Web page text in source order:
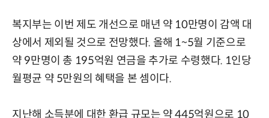
복지부는 이번 제도 개선으로 매년 약 10만명이 감액 대
상에서 제외될 것으로 전망했다. 올해 1~5월 기준으로
약 9만명이 총 195억원 연금을 추가로 수령했다. 1인당
월평균 약 5만원의 혜택을 본 셈이다.
지난해 소득분에 대한 환급 규모는 약 445억원으로 10